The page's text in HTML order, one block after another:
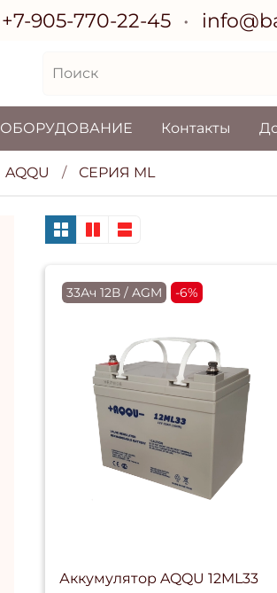
+7-905-770-22-45
ОБОРУДОВАНИЕ Контакты
AQQU СЕРИЯ ML
33Ач 12В / AGM -6%
Аккумулятор AQQU 12ML33